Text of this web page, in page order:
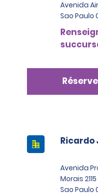
Avenida
Sao Paulo
Ricardo
Avenida
Morais 2115
Sao Paulo